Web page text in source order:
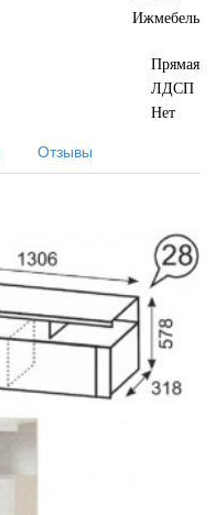
Ижмебель
Прямая
ЛДСП
Нет
Отзывы